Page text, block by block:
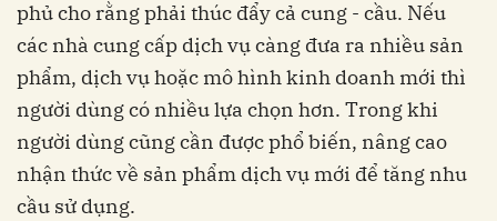
phủ cho rằng phải thúc đẩy cả cung - cầu. Nếu
các nhà cung cấp dịch vụ càng đưa ra nhiều sản
phẩm, dịch vụ hoặc mô hình kinh doanh mới thì
người dùng có nhiều lựa chọn hơn. Trong khi
người dùng cũng cần được phổ biến, nâng cao
nhận thức về sản phẩm dịch vụ mới để tăng nhu
cầu sử dụng.